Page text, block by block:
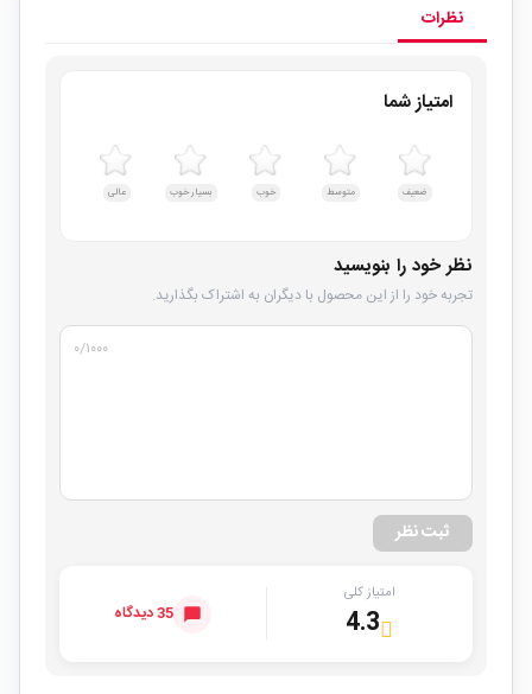
نظرات
امتیاز شما
ضعیف متوسط خوب بسیار خوب عالی
نظر خود را بنویسید
تجربه خود را از این محصول با دیگران به اشتراک بگذارید.
۰/۱۰۰۰
ثبت نظر
امتیاز کلی
4.3 35 دیدگاه